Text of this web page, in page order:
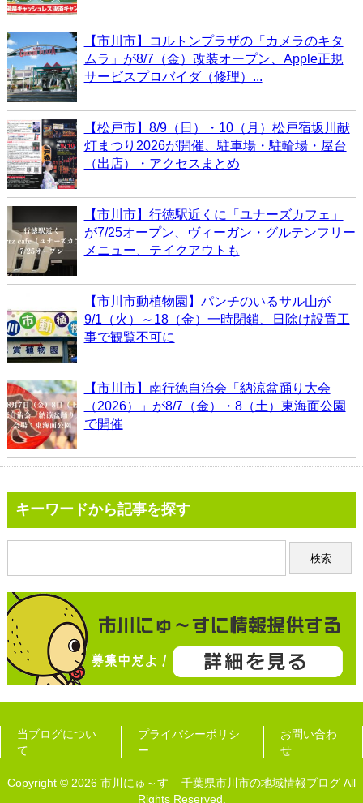
【市川市】コルトンプラザの「カメラのキタ
ムラ」が8/7（金）改装オープン、Apple正規
サービスプロバイダ（修理）...
【松戸市】8/9（日）・10（月）松戸宿坂川献
灯まつり2026が開催、駐車場・駐輪場・屋台
（出店）・アクセスまとめ
【市川市】行徳駅近くに「ユナーズカフェ」
が7/25オープン、ヴィーガン・グルテンフリー
メニュー、テイクアウトも
【市川市動植物園】パンチのいるサル山が
9/1（火）～18（金）一時閉鎖、日除け設置工
事で観覧不可に
【市川市】南行徳自治会「納涼盆踊り大会
（2026）」が8/7（金）・8（土）東海面公園
で開催
キーワードから記事を探す
当ブログについ
て
プライバシーポリシ
ー
お問い合わ
せ
Copyright © 2026 市川にゅ～す – 千葉県市川市の地域情報ブログ All
Rights Reserved.